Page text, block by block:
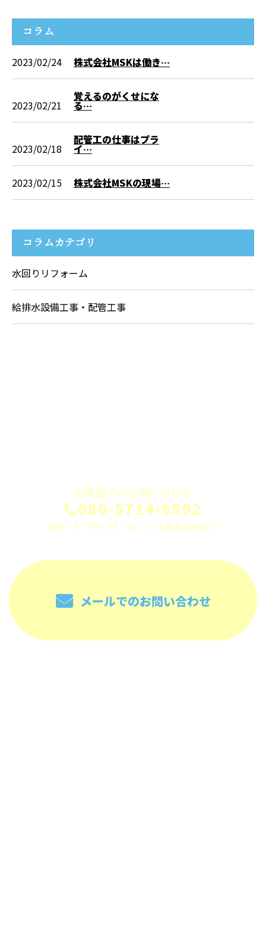
コラム
2023/02/24 株式会社MSKは働き…
2023/02/21
覚えるのがくせにな
る…
2023/02/18
配管工の仕事はプラ
イ…
2023/02/15 株式会社MSKの現場…
コラムカテゴリ
水回りリフォーム
給排水設備工事・配管工事
お電話でのお問い合わせ
080-5714-6892
受付／8：00～18：00 ※営業電話お断り
メールでのお問い合わせ